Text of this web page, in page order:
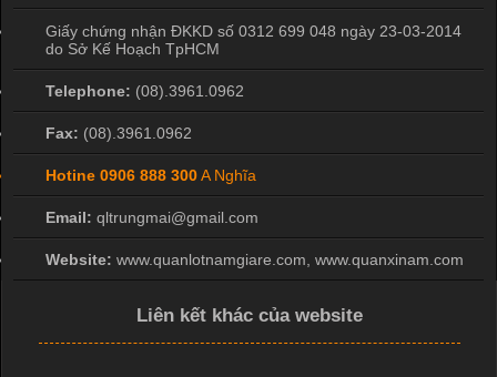
Giấy chứng nhận ĐKKD số 0312 699 048 ngày 23-03-2014
do Sở Kế Hoạch TpHCM
Telephone: (08).3961.0962
Fax: (08).3961.0962
Hotine 0906 888 300A Nghĩa
Email: qltrungmai@gmail.com
Website: www.quanlotnamgiare.com, www.quanxinam.com
Liên kết khác của website